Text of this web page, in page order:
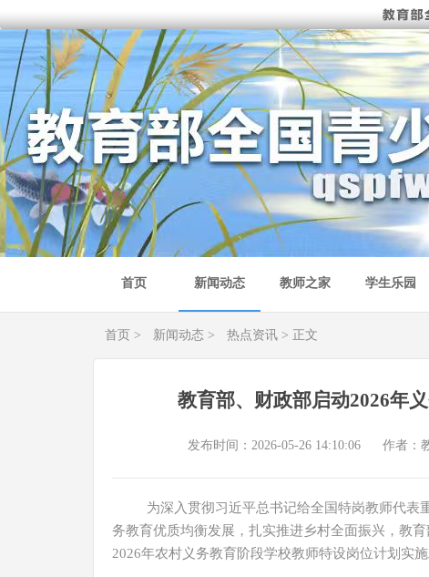
首页 新闻动态 教师之家 学生乐园
首页 > 新闻动态 > 热点资讯 > 正文
教育部、财政部启动2026年
发布时间：2026-05-26 14:10:06 作者：
为深入贯彻习近平总书记给全国特岗教师代表
务教育优质均衡发展，扎实推进乡村全面振兴，教
2026年农村义务教育阶段学校教师特设岗位计划实